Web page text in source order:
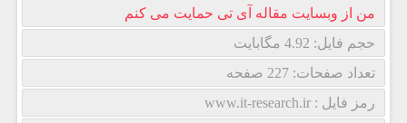
من از وبسایت مقاله آی تی حمایت می کنم
حجم فایل: 4.92 مگابایت
تعداد صفحات: 227 صفحه
رمز فایل : www.it-research.ir